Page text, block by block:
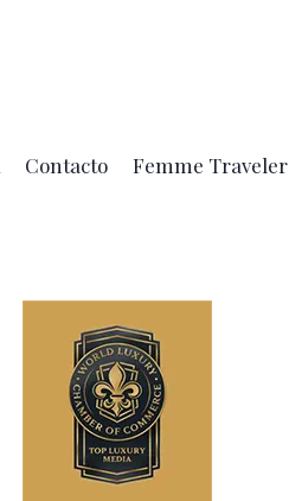
Contacto Femme Traveler